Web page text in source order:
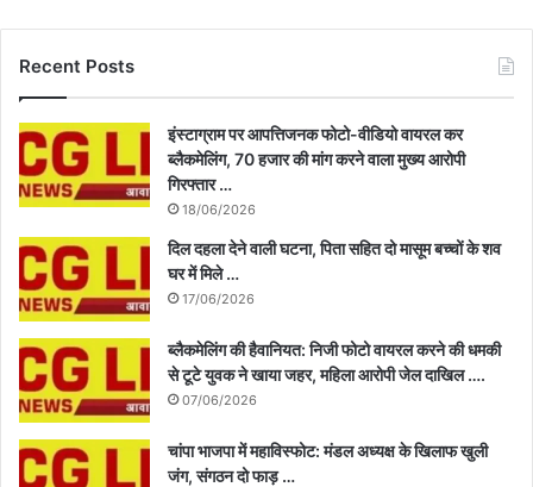
Recent Posts
इंस्टाग्राम पर आपत्तिजनक फोटो-वीडियो वायरल कर
ब्लैकमेलिंग, 70 हजार की मांग करने वाला मुख्य आरोपी
गिरफ्तार …
18/06/2026
दिल दहला देने वाली घटना, पिता सहित दो मासूम बच्चों के शव
घर में मिले …
17/06/2026
ब्लैकमेलिंग की हैवानियत: निजी फोटो वायरल करने की धमकी
से टूटे युवक ने खाया जहर, महिला आरोपी जेल दाखिल ….
07/06/2026
चांपा भाजपा में महाविस्फोट: मंडल अध्यक्ष के खिलाफ खुली
जंग, संगठन दो फाड़ …